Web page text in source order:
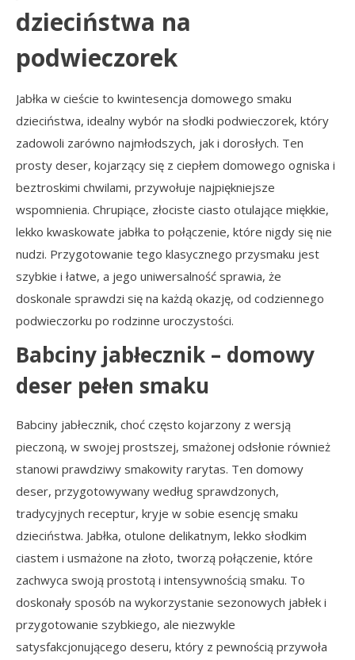
dzieciństwa na
podwieczorek
Jabłka w cieście to kwintesencja domowego smaku
dzieciństwa, idealny wybór na słodki podwieczorek, który
zadowoli zarówno najmłodszych, jak i dorosłych. Ten
prosty deser, kojarzący się z ciepłem domowego ogniska i
beztroskimi chwilami, przywołuje najpiękniejsze
wspomnienia. Chrupiące, złociste ciasto otulające miękkie,
lekko kwaskowate jabłka to połączenie, które nigdy się nie
nudzi. Przygotowanie tego klasycznego przysmaku jest
szybkie i łatwe, a jego uniwersalność sprawia, że
doskonale sprawdzi się na każdą okazję, od codziennego
podwieczorku po rodzinne uroczystości.
Babciny jabłecznik – domowy
deser pełen smaku
Babciny jabłecznik, choć często kojarzony z wersją
pieczoną, w swojej prostszej, smażonej odsłonie również
stanowi prawdziwy smakowity rarytas. Ten domowy
deser, przygotowywany według sprawdzonych,
tradycyjnych receptur, kryje w sobie esencję smaku
dzieciństwa. Jabłka, otulone delikatnym, lekko słodkim
ciastem i usmażone na złoto, tworzą połączenie, które
zachwyca swoją prostotą i intensywnością smaku. To
doskonały sposób na wykorzystanie sezonowych jabłek i
przygotowanie szybkiego, ale niezwykle
satysfakcjonującego deseru, który z pewnością przywoła